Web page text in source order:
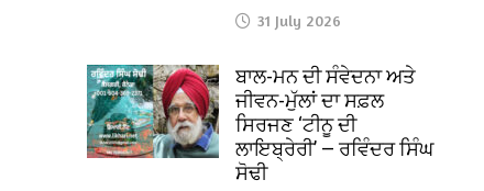
31 July 2026
ਬਾਲ-ਮਨ ਦੀ ਸੰਵੇਦਨਾ ਅਤੇ
ਜੀਵਨ-ਮੁੱਲਾਂ ਦਾ ਸਫ਼ਲ
ਸਿਰਜਣ ‘ਟੀਨੂ ਦੀ
ਲਾਇਬ੍ਰੇਰੀ’ — ਰਵਿੰਦਰ ਸਿੰਘ
ਸੋਢੀ